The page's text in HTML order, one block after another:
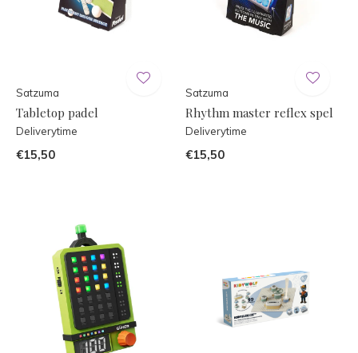
Satzuma
Tabletop padel
Deliverytime
€15,50
Satzuma
Rhythm master reflex spel
Deliverytime
€15,50